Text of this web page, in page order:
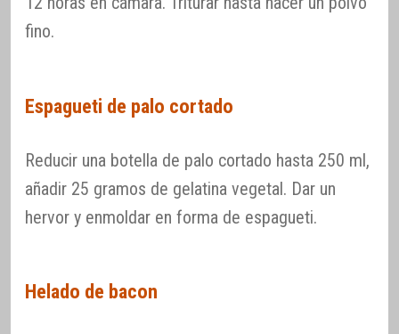
fino.
Espagueti de palo cortado
Reducir una botella de palo cortado hasta 250 ml,
añadir 25 gramos de gelatina vegetal. Dar un
hervor y enmoldar en forma de espagueti.
Helado de bacon